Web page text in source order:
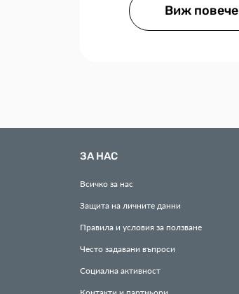
Виж повече
ЗА НАС
Всичко за нас
Защита на личните данни
Правила и условия за ползване
Често задавани въпроси
Социална активност